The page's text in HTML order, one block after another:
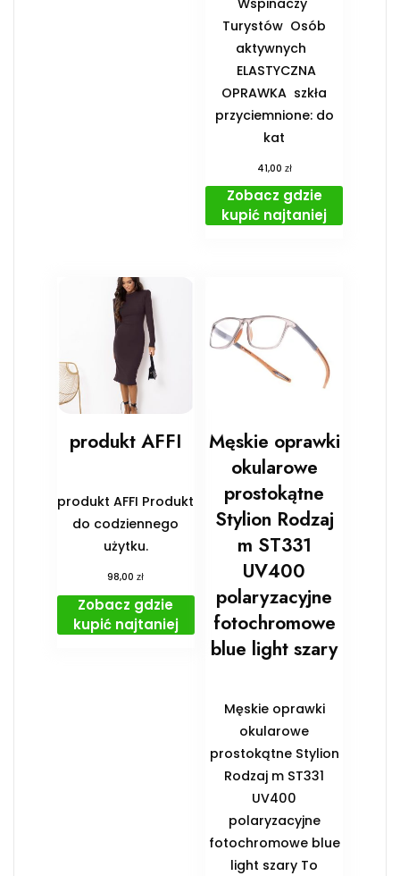
Wspinaczy ️
Turystów ️ Osób
aktywnych
️ ELASTYCZNA
OPRAWKA ️ szkła
przyciemnione: do
kat
41,00 zł
Zobacz gdzie
kupić najtaniej
produkt AFFI
produkt AFFI Produkt
do codziennego
użytku.
98,00zł
Zobacz gdzie
kupić najtaniej
Męskie oprawki
okularowe
prostokątne
Stylion Rodzaj
m ST331
UV400
polaryzacyjne
fotochromowe
blue light szary
Męskie oprawki
okularowe
prostokątne Stylion
Rodzaj m ST331
UV400
polaryzacyjne
fotochromowe blue
light szary To